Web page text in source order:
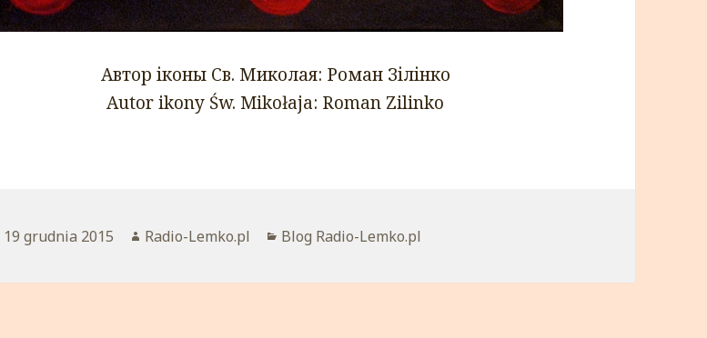
Автор іконы Св. Миколая: Роман Зілінко
Autor ikony Św. Mikołaja: Roman Zilinko
Opublikowano
19 grudnia 2015 Autor
Radio-Lemko.pl Kategorie
Blog Radio-Lemko.pl